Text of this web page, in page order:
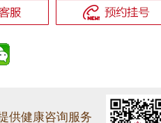
供健康咨询服务